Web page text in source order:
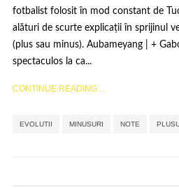
fotbalist folosit în mod constant de
alături de scurte explicații în sprijinul
(plus sau minus). Aubameyang | +
spectaculos la ca...
CONTINUE READING ...
EVOLUTII MINUSURI NOTE